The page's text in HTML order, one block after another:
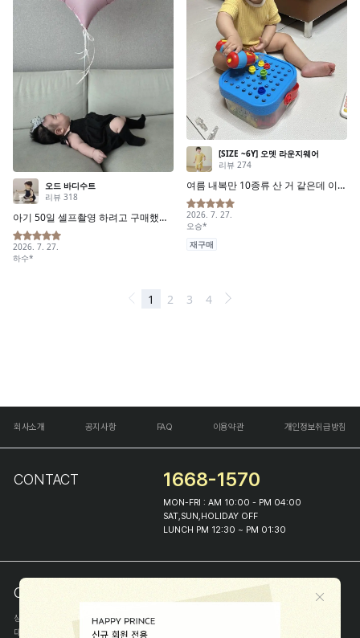
회사소개 공지사항 FAQ 이용약관 개인정보취급방침
CONTACT 1668-1570
MON-FRI : AM 10:00 - PM 04:00
SAT,SUN,HOLIDAY OFF
LUNCH PM 12:30 ~ PM 01:30
COMPANY INFO
상호
(주)해피프린스
대표
이화진